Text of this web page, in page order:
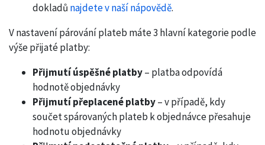
dokladů najdete v naší nápovědě.
V nastavení párování plateb máte 3 hlavní kategorie podle
výše přijaté platby:
Přijmutí úspěšné platby– platba odpovídá
hodnotě objednávky
Přijmutí přeplacené platby– v případě, kdy
součet spárovaných plateb k objednávce přesahuje
hodnotu objednávky